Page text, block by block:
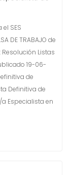
SES
DE TRABAJO de
Listas
19-06-
de
Definitiva de
a Especialista en